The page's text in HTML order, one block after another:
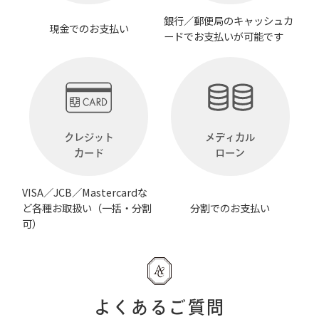
現金でのお支払い
銀行／郵便局のキャッシュカ
ードでお支払いが可能です
クレジット
カード
VISA／JCB／Mastercardな
ど各種お取扱い（一括・分割
可）
メディカル
ローン
分割でのお支払い
よくあるご質問